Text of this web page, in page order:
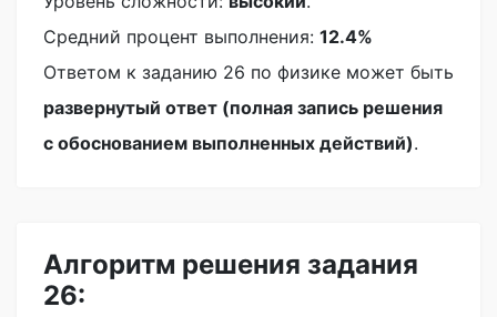
Средний процент выполнения: 12.4%
Ответом к заданию 26 по физике может быть
развернутый ответ (полная запись решения
с обоснованием выполненных действий).
Алгоритм решения задания
26: